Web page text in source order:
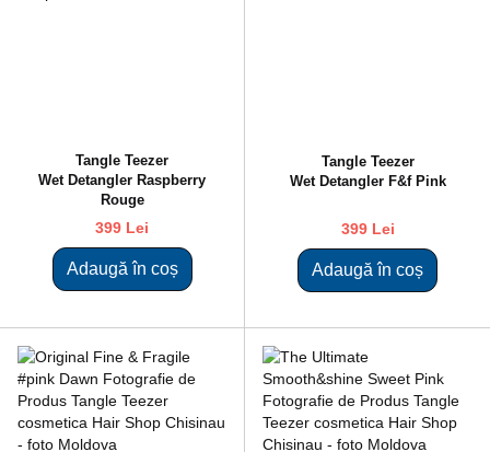
Tangle Teezer
Wet Detangler Raspberry
Rouge
399 Lei
Adaugă în coș
Tangle Teezer
Wet Detangler F&f Pink
399 Lei
Adaugă în coș